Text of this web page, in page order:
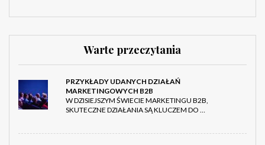
Warte przeczytania
PRZYKŁADY UDANYCH DZIAŁAŃ
MARKETINGOWYCH B2B
W DZISIEJSZYM ŚWIECIE MARKETINGU B2B,
SKUTECZNE DZIAŁANIA SĄ KLUCZEM DO …